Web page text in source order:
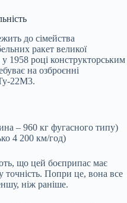
до сімейства
ракет великої
у 1958 році конструкторським
на озброєнні
22М3.
– 960 кг фугасного типу)
4 200 км/год)
що цей боєприпас має
точність. Попри це, вона все
ніж раніше.